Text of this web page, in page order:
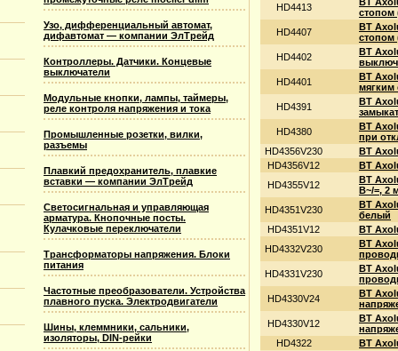
Узо, дифференциальный автомат,
дифавтомат — компании ЭлТрейд
Контроллеры. Датчики. Концевые
выключатели
Модульные кнопки, лампы, таймеры,
реле контроля напряжения и тока
Промышленные розетки, вилки,
разъемы
Плавкий предохранитель, плавкие
вставки — компании ЭлТрейд
Светосигнальная и управляющая
арматура. Кнопочные посты.
Кулачковые переключатели
Трансформаторы напряжения. Блоки
питания
Частотные преобразователи. Устройства
плавного пуска. Электродвигатели
Шины, клеммники, сальники,
изоляторы, DIN-рейки
HD4413
стопом
HD4407
BT
стопом
HD4402
BT
HD4401
BT
мягким
HD4391
BT
HD4380
BT
при
HD4356V230
BT
HD4356V12
BT
HD4355V12
BT
В~/=, 2
HD4351V230
BT
белый
HD4351V12
BT
HD4332V230
BT
HD4331V230
BT
HD4330V24
BT
HD4330V12
BT
HD4322
BT